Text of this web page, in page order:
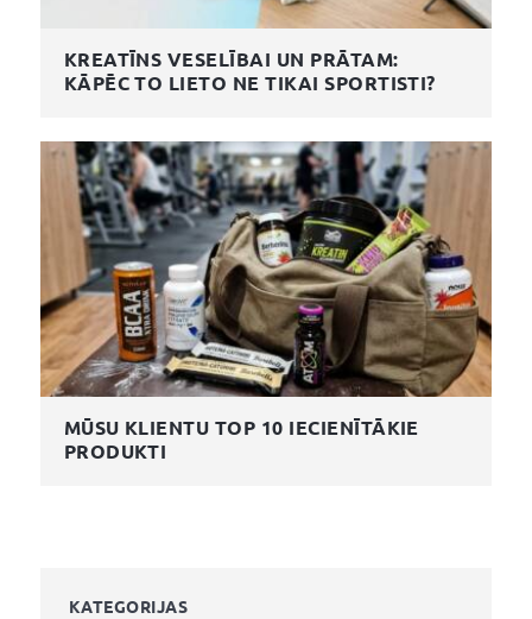
KREATĪNS VESELĪBAI UN PRĀTAM:
KĀPĒC TO LIETO NE TIKAI SPORTISTI?
MŪSU KLIENTU TOP 10 IECIENĪTĀKIE
PRODUKTI
KATEGORIJAS